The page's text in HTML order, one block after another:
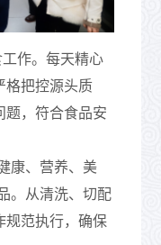
作。每天精心
格把控源头质
题，符合食品安
康、营养、美
。从清洗、切配
规范执行，确保